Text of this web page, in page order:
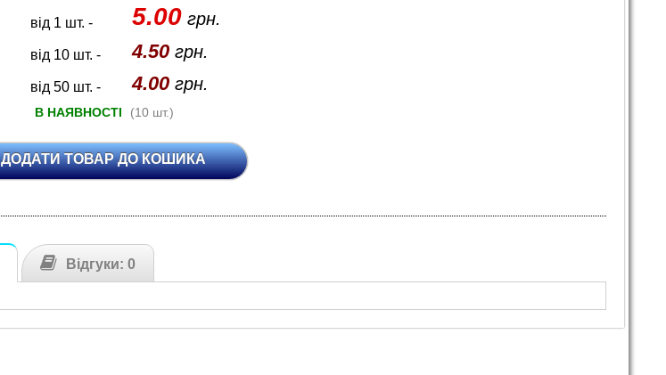
від 1 шт. - 5.00 грн.
від 10 шт. - 4.50 грн.
від 50 шт. - 4.00 грн.
В НАЯВНОСТІ (10 шт.)
ДОДАТИ ТОВАР ДО КОШИКА
Відгуки: 0